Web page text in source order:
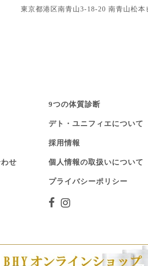
東京都港区南青山3-18-20 南青山松本
せ
9つの体質診断
デト・ユニフィエについて
採用情報
個人情報の取扱いについて
プライバシーポリシー